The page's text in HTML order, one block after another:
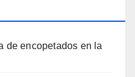
de encopetados en la